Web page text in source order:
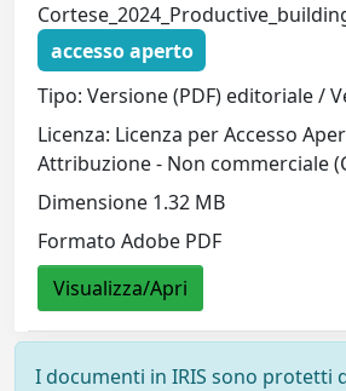
accesso aperto
Tipo: Versione (PDF) editoriale /
Licenza: Licenza per Accesso
Attribuzione - Non commerciale
Dimensione 1.32 MB
Formato Adobe PDF
Visualizza/Apri
I documenti in IRIS sono protetti